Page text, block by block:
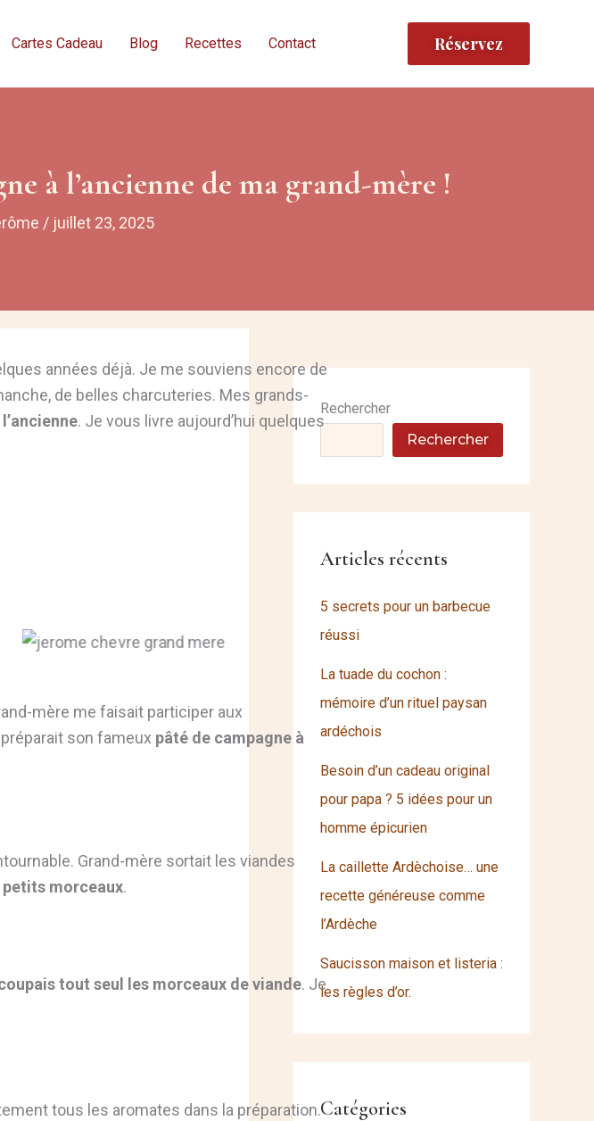
Cartes Cadeau Blog Recettes Contact Réservez
à l’ancienne de ma grand-mère !
/ juillet 23, 2025
années déjà. Je me souviens encore de
de belles charcuteries. Mes grands-
. Je vous livre aujourd’hui quelques
mère me faisait participer aux
son fameux pâté de campagne à
Grand-mère sortait les viandes
petits morceaux.
tout seul les morceaux de viande. Je
tous les aromates dans la préparation.
Rechercher
Rechercher
Articles récents
5 secrets pour un barbecue
réussi
La tuade du cochon :
mémoire d’un rituel paysan
ardéchois
Besoin d’un cadeau original
pour papa ? 5 idées pour un
homme épicurien
La caillette Ardèchoise… une
recette généreuse comme
l’Ardèche
Saucisson maison et listeria :
les règles d’or.
Catégories